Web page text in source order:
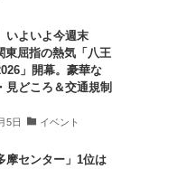
いよいよ今週末
東屈指の熱気「八王
」開幕。豪華な
見どころ＆交通規制
5日 イベント
摩センター」1位は